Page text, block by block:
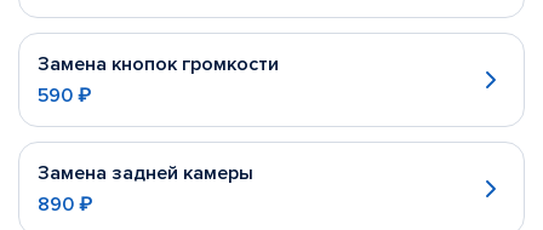
Замена кнопок громкости
590 ₽
Замена задней камеры
890 ₽